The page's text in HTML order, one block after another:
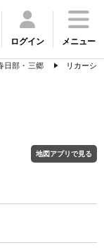
ログイン メニュー
日部・三郷
リカーシ
地図アプリで見る